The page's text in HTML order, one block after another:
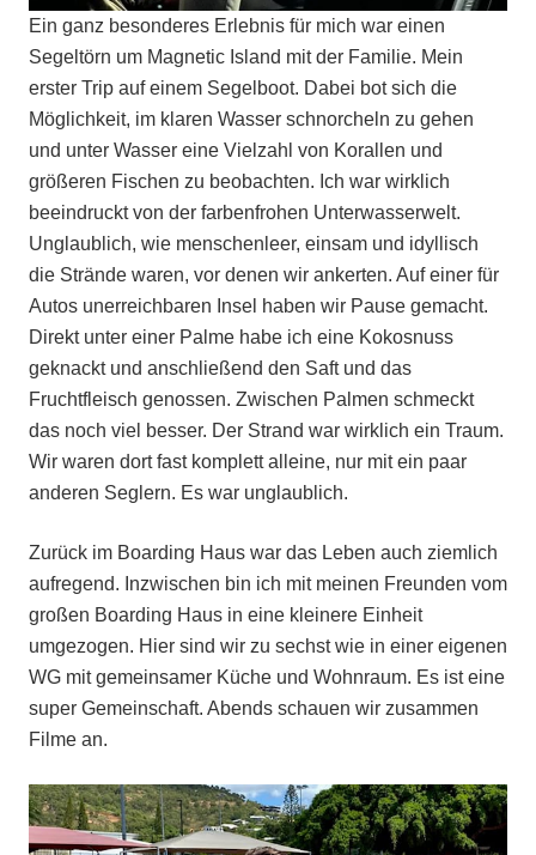
Ein ganz besonderes Erlebnis für mich war einen
Segeltörn um Magnetic Island mit der Familie. Mein
erster Trip auf einem Segelboot. Dabei bot sich die
Möglichkeit, im klaren Wasser schnorcheln zu gehen
und unter Wasser eine Vielzahl von Korallen und
größeren Fischen zu beobachten. Ich war wirklich
beeindruckt von der farbenfrohen Unterwasserwelt.
Unglaublich, wie menschenleer, einsam und idyllisch
die Strände waren, vor denen wir ankerten. Auf einer für
Autos unerreichbaren Insel haben wir Pause gemacht.
Direkt unter einer Palme habe ich eine Kokosnuss
geknackt und anschließend den Saft und das
Fruchtfleisch genossen. Zwischen Palmen schmeckt
das noch viel besser. Der Strand war wirklich ein Traum.
Wir waren dort fast komplett alleine, nur mit ein paar
anderen Seglern. Es war unglaublich.
Zurück im Boarding Haus war das Leben auch ziemlich
aufregend. Inzwischen bin ich mit meinen Freunden vom
großen Boarding Haus in eine kleinere Einheit
umgezogen. Hier sind wir zu sechst wie in einer eigenen
WG mit gemeinsamer Küche und Wohnraum. Es ist eine
super Gemeinschaft. Abends schauen wir zusammen
Filme an.